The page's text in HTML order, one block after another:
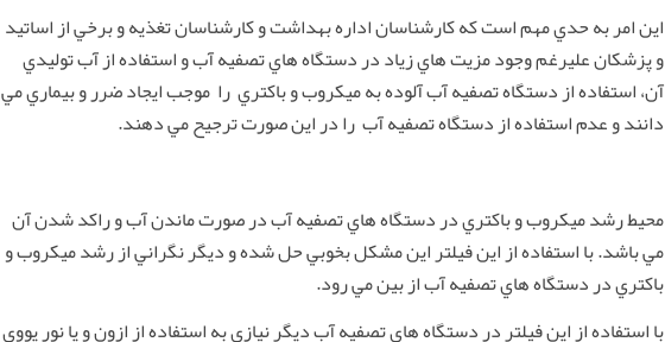
اين امر به حدي مهم است كه كارشناسان اداره بهداشت و كارشناسان تغذيه و برخي از اساتيد
و پزشكان عليرغم وجود مزيت هاي زياد در دستگاه هاي تصفيه آب و استفاده از آب توليدي
آن، استفاده از دستگاه تصفيه آب آلوده به ميكروب و باكتري را موجب ايجاد ضرر و بيماري مي
دانند و عدم استفاده از دستگاه تصفيه آب را در اين صورت ترجيح مي دهند.
محيط رشد ميكروب و باكتري در دستگاه هاي تصفيه آب در صورت ماندن آب و راكد شدن آن
مي باشد. با استفاده از اين فيلتر اين مشكل بخوبي حل شده و ديگر نگراني از رشد ميكروب و
باكتري در دستگاه هاي تصفيه آب از بين مي رود.
با استفاده از اين فيلتر در دستگاه هاي تصفيه آب ديگر نيازي به استفاده از ازون و يا نور يووي